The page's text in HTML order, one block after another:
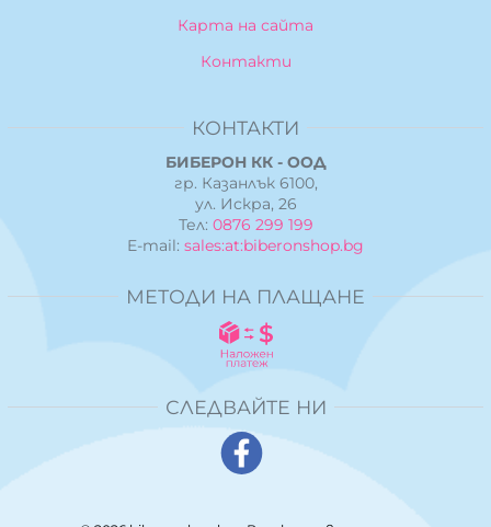
Карта на сайта
Контакти
КОНТАКТИ
БИБЕРОН КК - ООД
гр. Казанлък 6100,
ул. Искра, 26
Тел: 0876 299 199
E-mail: sales:at:biberonshop.bg
МЕТОДИ НА ПЛАЩАНЕ
СЛЕДВАЙТЕ НИ